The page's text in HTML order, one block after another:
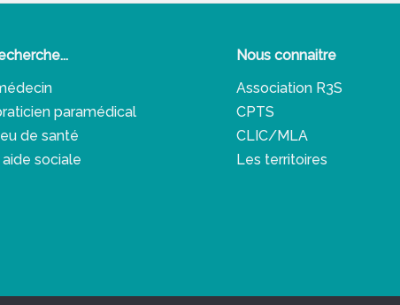
paramédical
de santé
sociale
Nous connaitre
Association R3S
CPTS
CLIC/MLA
Les territoires